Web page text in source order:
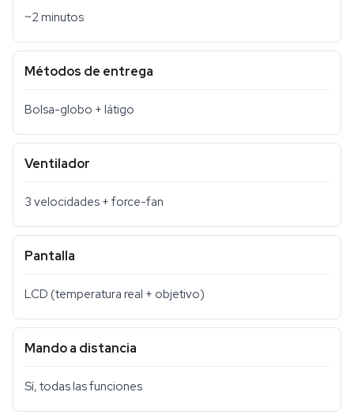
~2 minutos
Métodos de entrega
Bolsa-globo + látigo
Ventilador
3 velocidades + force-fan
Pantalla
LCD (temperatura real + objetivo)
Mando a distancia
Sí, todas las funciones